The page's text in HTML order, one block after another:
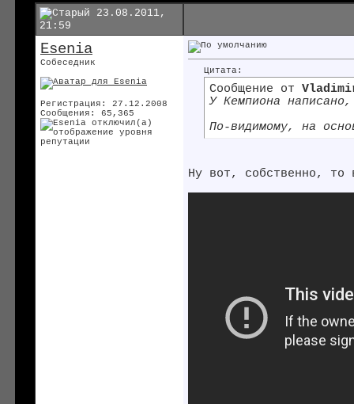
23.08.2011,
21:59
Esenia
Собеседник
Регистрация: 27.12.2008
Сообщения: 65,365
Цитата:
Сообщение от
У Кемпиона
По-видимому, на
Ну вот, собственно, то